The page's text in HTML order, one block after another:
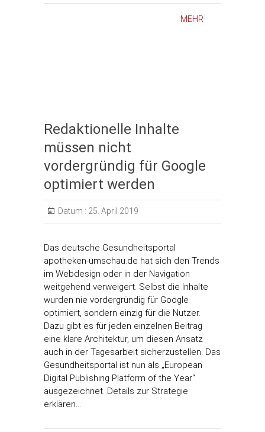
MEHR
Redaktionelle Inhalte
müssen nicht
vordergründig für Google
optimiert werden
Datum : 25. April 2019
Das deutsche Gesundheitsportal
apotheken-umschau.de hat sich den Trends
im Webdesign oder in der Navigation
weitgehend verweigert. Selbst die Inhalte
wurden nie vordergründig für Google
optimiert, sondern einzig für die Nutzer.
Dazu gibt es für jeden einzelnen Beitrag
eine klare Architektur, um diesen Ansatz
auch in der Tagesarbeit sicherzustellen. Das
Gesundheitsportal ist nun als „European
Digital Publishing Platform of the Year“
ausgezeichnet. Details zur Strategie
erklären…